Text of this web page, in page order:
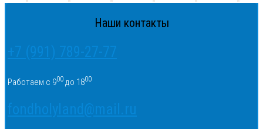
Наши контакты
+7 (991) 789-27-77
Работаем с 900 до 1800
fondholyland@mail.ru